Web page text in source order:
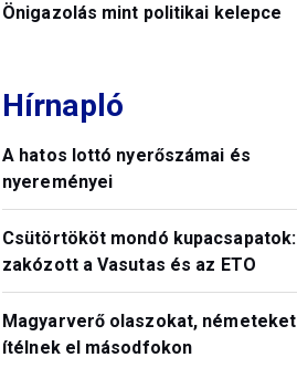
Önigazolás mint politikai kelepce
Hírnapló
A hatos lottó nyerőszámai és
nyereményei
Csütörtököt mondó kupacsapatok:
zakózott a Vasutas és az ETO
Magyarverő olaszokat, németeket
ítélnek el másodfokon